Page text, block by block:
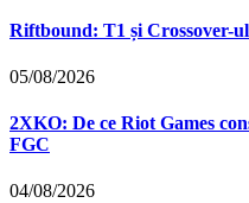
Riftbound: T1 și Crossover-
05/08/2026
2XKO: De ce Riot Games
FGC
04/08/2026